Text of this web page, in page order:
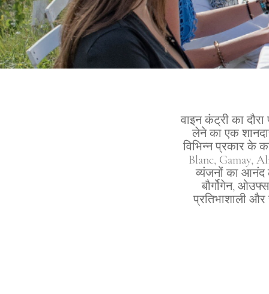
वाइन कंट्री का
लेने का एक
विभिन्न प्रकार के
Blanc, Gamay,
व्यंजनों का आनंद
बौर्गोगेन,
प्रतिभाशाली